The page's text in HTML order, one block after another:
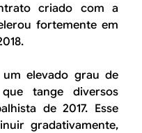
criado com a
fortemente em
um elevado grau de
tange diversos
de 2017. Esse
gradativamente,